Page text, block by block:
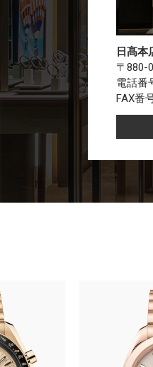
日髙本
〒880-
電話番
FAX番